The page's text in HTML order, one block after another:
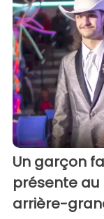
Un garçon
présente
arrière-